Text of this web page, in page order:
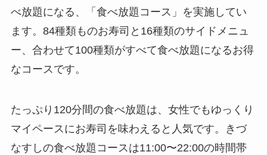
べ放題になる、「食べ放題コース」を実施してい
ます。84種類ものお寿司と16種類のサイドメニュ
ー、合わせて100種類がすべて食べ放題になるお得
なコースです。
たっぷり120分間の食べ放題は、女性でもゆっくり
マイペースにお寿司を味わえると人気です。きづ
なすしの食べ放題コースは11:00〜22:00の時間帯